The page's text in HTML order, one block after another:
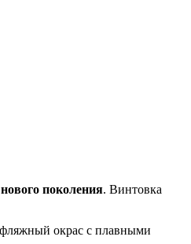
поколения. Винтовка
окрас с плавными